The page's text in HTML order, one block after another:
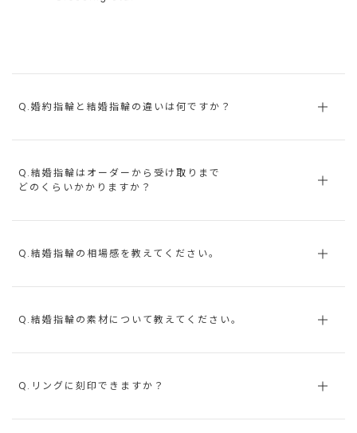
Q.婚約指輪と結婚指輪の違いは何ですか？
Q.結婚指輪はオーダーから受け取りまで
どのくらいかかりますか？
Q.結婚指輪の相場感を教えてください。
Q.結婚指輪の素材について教えてください。
Q.リングに刻印できますか？